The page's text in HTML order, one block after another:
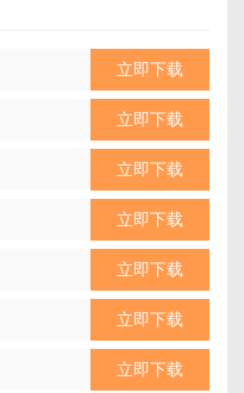
评价系统和安全可靠的
明显，能够帮助用户快
解决遇到的问题。综合来
立即下载
立即下载
立即下载
立即下载
立即下载
立即下载
立即下载